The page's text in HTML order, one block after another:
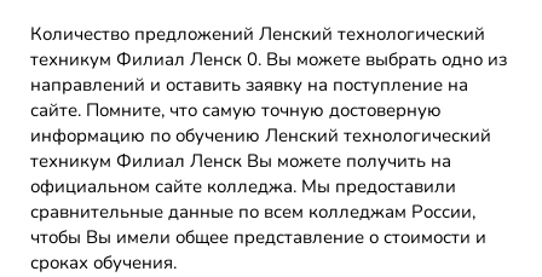
Количество предложений Ленский технологический
техникум Филиал Ленск 0. Вы можете выбрать одно из
направлений и оставить заявку на поступление на
сайте. Помните, что самую точную достоверную
информацию по обучению Ленский технологический
техникум Филиал Ленск Вы можете получить на
официальном сайте колледжа. Мы предоставили
сравнительные данные по всем колледжам России,
чтобы Вы имели общее представление о стоимости и
сроках обучения.